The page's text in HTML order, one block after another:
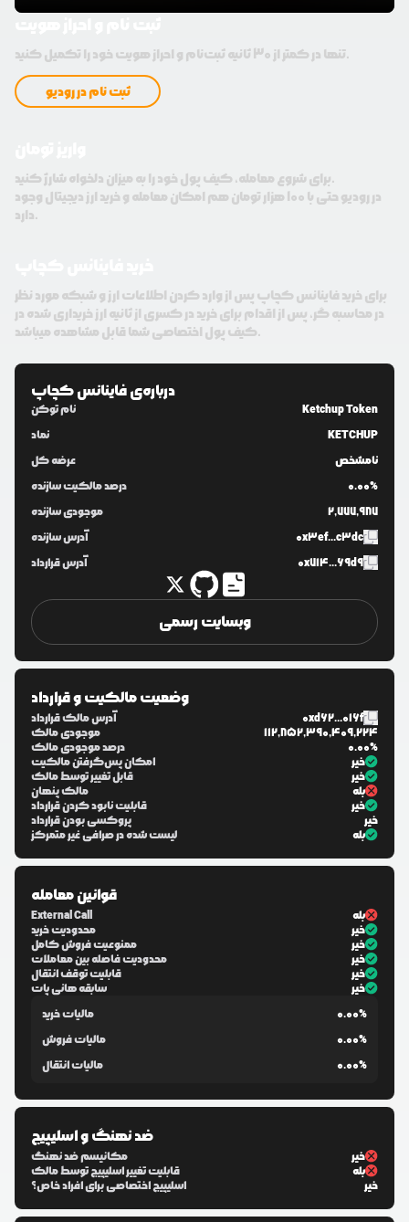
تنها در کمتر از 30 ثانیه ثبت‌نام و احراز هویت خود را تکمیل کنید.
ثبت نام در رودیو
برای شروع معامله، کیف پول خود را به میزان دلخواه شارژ کنید.
در رودیو حتی با 100 هزار تومان هم امکان معامله و خرید ارز دیجیتال وجود
دارد.
برای خرید فاینانس کچاپ پس از وارد کردن اطلاعات ارز و شبکه مورد نظر
در محاسبه گر، پس از اقدام برای خرید در کسری از ثانیه ارز خریداری شده در
کیف پول اختصاصی شما قابل مشاهده میباشد.
درباره‌یفاینانس کچاپ
نام توکن
Ketchup Token
نماد
KETCHUP
عرضه کل
نامشخص
درصد مالکیت سازنده
0.00%
موجودی سازنده
2,777,987
آدرس سازنده
0x3ef...c3dc
آدرس قرارداد
0x714...69d9
وبسایت رسمی
وضعیت مالکیت و قرارداد
آدرس مالک قرارداد
0xd62...016f
موجودی مالک
112,852,390,409,224
درصد موجودی مالک
0.00%
امکان پس‌گرفتن مالکیت
خیر
قابل تغییر توسط مالک
خیر
مالک پنهان
بله
قابلیت نابود کردن قرارداد
خیر
پروکسی بودن قرارداد
خیر
لیست شده در صرافی غیر متمرکز
بله
قوانین معامله
External Call
بله
محدودیت خرید
خیر
ممنوعیت فروش کامل
خیر
محدودیت فاصله بین معاملات
خیر
قابلیت توقف انتقال
خیر
سابقه هانی پات
خیر
مالیات خرید
0.00%
مالیات فروش
0.00%
مالیات انتقال
0.00%
ضد نهنگ و اسلیپیج
مکانیسم ضد نهنگ
خیر
قابلیت تغییر اسلیپیج توسط مالک
بله
اسلیپیج اختصاصی برای افراد خاص؟
خیر